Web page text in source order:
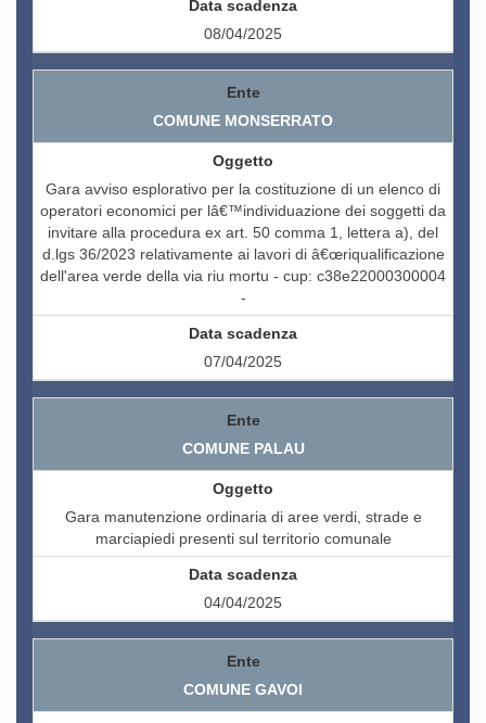
08/04/2025
COMUNE MONSERRATO
Gara avviso esplorativo per la costituzione di un elenco di
operatori economici per lâ€™individuazione dei soggetti da
invitare alla procedura ex art. 50 comma 1, lettera a), del
d.lgs 36/2023 relativamente ai lavori di â€œriqualificazione
dell'area verde della via riu mortu - cup: c38e22000300004
-
07/04/2025
COMUNE PALAU
Gara manutenzione ordinaria di aree verdi, strade e
marciapiedi presenti sul territorio comunale
04/04/2025
COMUNE GAVOI